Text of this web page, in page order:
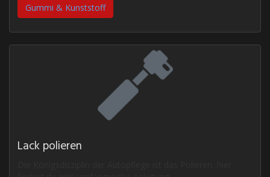
Gummi & Kunststoff
Lack polieren